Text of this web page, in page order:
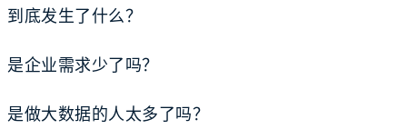
到底发生了什么？
是企业需求少了吗？
是做大数据的人太多了吗？